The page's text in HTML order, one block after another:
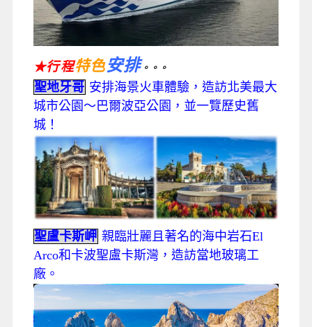
★行程特色安排。。。
聖地牙哥 安排海景火車體驗，造訪北美最大
城市公園～巴爾波亞公園，並一覽歷史舊
城！
聖盧卡斯岬 親臨壯麗且著名的海中岩石El
Arco和卡波聖盧卡斯灣，造訪當地玻璃工
廠。